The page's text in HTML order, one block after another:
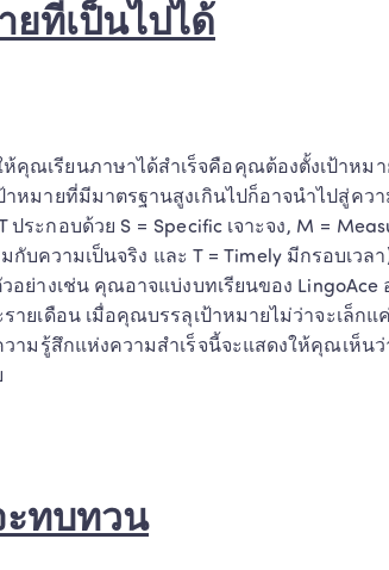
ยที่เป็นไปได้
คุณเรียนภาษาได้สำเร็จคือคุณต้องตั้งเป้าหม
าหมายที่มีมาตรฐานสูงเกินไปก็อาจนำไปสู่คว
ประกอบด้วย S = Specific เจาะจง, M =
มกับความเป็นจริง และ T = Timely มีกรอบเว
อย่างเช่น คุณอาจแบ่งบทเรียนของ LingoAce
ายเดือน เมื่อคุณบรรลุเป้าหมายไม่ว่าจะเล็ก
ความรู้สึกแห่งความสำเร็จนี้จะแสดงให้คุณเ
ทบทวน